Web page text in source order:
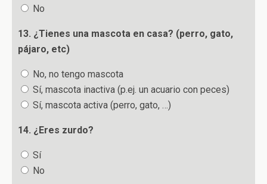
No
13. ¿Tienes una mascota en casa? (perro, gato,
pájaro, etc)
No, no tengo mascota
Sí, mascota inactiva (p.ej. un acuario con peces)
Sí, mascota activa (perro, gato, …)
14. ¿Eres zurdo?
Sí
No